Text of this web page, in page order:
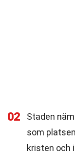
02
Staden
som
kristen och